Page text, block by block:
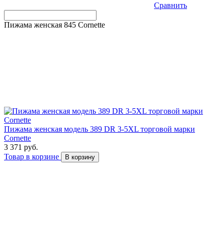
Сравнить
Пижама женская 845 Cornette
Пижама женская модель 389 DR 3-5XL торговой марки
Cornette
3 371 руб.
Товар в корзине
В корзину